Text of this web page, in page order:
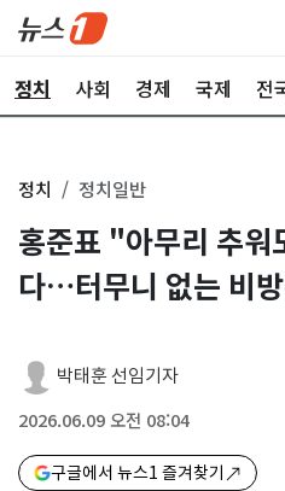
정치 사회 경제 국제 전
정치 정치일반
홍준표 "아무리 추워
다…터무니 없는 비
박태훈 선임기자
2026.06.09 오전 08:04
구글에서 뉴스1 즐겨찾기